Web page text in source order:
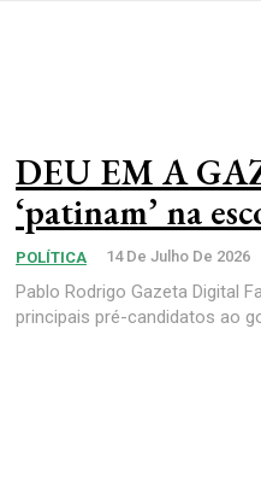
DEU EM A
‘patinam’ na
POLÍTICA 14 De Julho De 2026
Pablo Rodrigo Gazeta Digital
principais pré-candidatos ao